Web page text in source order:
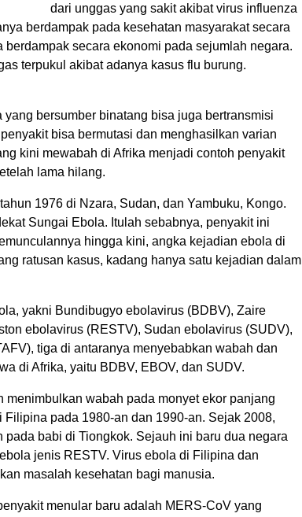
dari unggas yang sakit akibat virus influenza
berdampak pada kesehatan masyarakat secara
berdampak secara ekonomi pada sejumlah negara.
terpukul akibat adanya kasus flu burung.
yang bersumber binatang bisa juga bertransmisi
bisa bermutasi dan menghasilkan varian
kini mewabah di Afrika menjadi contoh penyakit
lama hilang.
1976 di Nzara, Sudan, dan Yambuku, Kongo.
Sungai Ebola. Itulah sebabnya, penyakit ini
hingga kini, angka kejadian ebola di
ratusan kasus, kadang hanya satu kejadian dalam
yakni Bundibugyo ebolavirus (BDBV), Zaire
ebolavirus (RESTV), Sudan ebolavirus (SUDV),
tiga di antaranya menyebabkan wabah dan
di Afrika, yaitu BDBV, EBOV, dan SUDV.
menimbulkan wabah pada monyet ekor panjang
Filipina pada 1980-an dan 1990-an. Sejak 2008,
pada babi di Tiongkok. Sejauh ini baru dua negara
jenis RESTV. Virus ebola di Filipina dan
masalah kesehatan bagi manusia.
menular baru adalah MERS-CoV yang